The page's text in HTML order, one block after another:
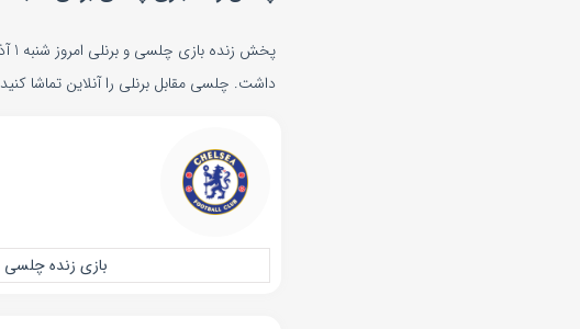
داشت. چلسی مقابل برنلی را آنلاین تماشا کنید
بازی زنده چلسی